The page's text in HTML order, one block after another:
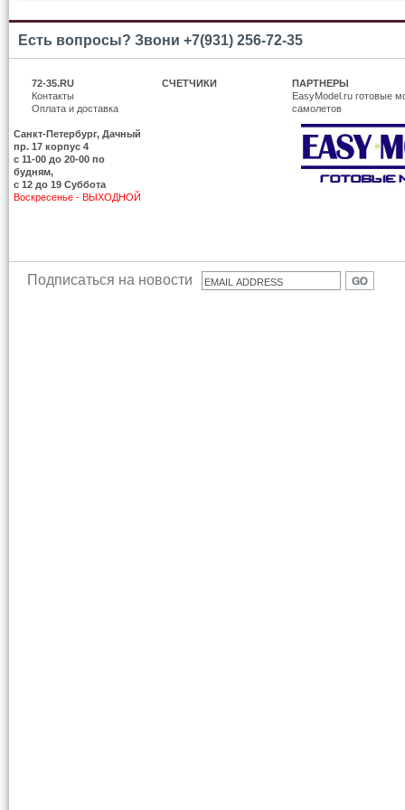
Есть вопросы? Звони +7(931) 256-72-35
72-35.RU
Контакты
Оплата и доставка
Санкт-Петербург, Дачный
пр. 17 корпус 4
c 11-00 до 20-00 по
будням,
с 12 до 19 Суббота
Воскресенье - ВЫХОДНОЙ
СЧЕТЧИКИ
ПАРТНЕРЫ
EasyModel.ru готовые
самолетов
Подписаться на новости